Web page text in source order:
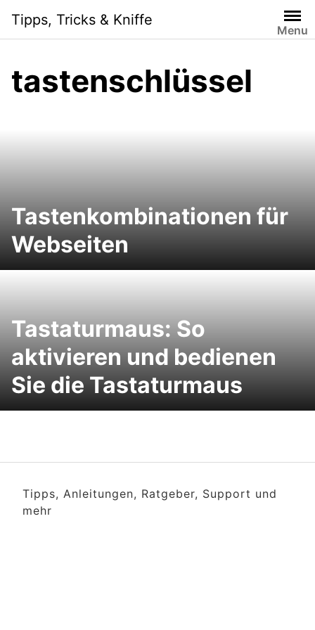
content
Tipps, Tricks & Kniffe
Menu
tastenschlüssel
Tastenkombinationen für
Webseiten
Tastaturmaus: So
aktivieren und bedienen
Sie die Tastaturmaus
Tipps, Anleitungen, Ratgeber, Support und
mehr